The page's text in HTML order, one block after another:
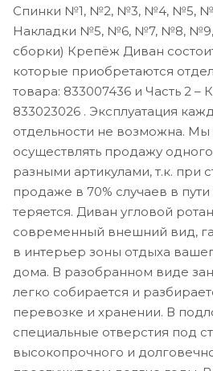
Спинки №1, №2, №3, №4, №5,
Накладки №5, №6, №7, №8, №9,
сборки) Крепёж Диван
которые приобретаются
товара: 833007436 и Часть 2 –
833023026 . Эксплуатация
отдельности не возможна.
осуществлять продажу
разными артикулами, т.к. при
продаже в 70% случаев в
теряется. Диван угловой
современный внешний вид,
в интерьер зоны отдыха
дома. В разобранном виде
легко собирается и
перевозке и хранении. В
специальные отверстия под
высокопрочного и